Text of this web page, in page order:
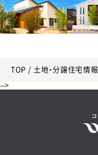
TOP 土地・分譲住宅情報
-->